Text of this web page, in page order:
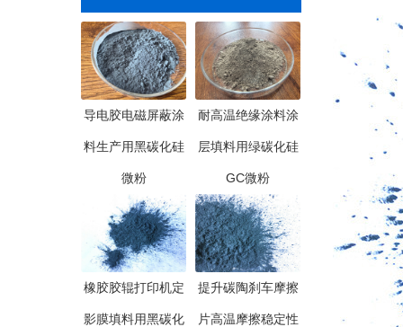
导电胶电磁屏蔽涂
料生产用黑碳化硅
微粉
耐高温绝缘涂料涂
层填料用绿碳化硅
GC微粉
橡胶胶辊打印机定
影膜填料用黑碳化
提升碳陶刹车摩擦
片高温摩擦稳定性